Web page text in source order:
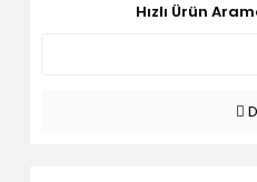
Hızlı Ürün